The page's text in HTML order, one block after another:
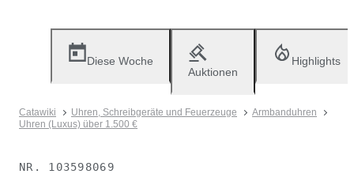
Diese Woche
Auktionen
Highlights
Catawiki Uhren, Schreibgeräte und Feuerzeuge
Armbanduhren
Uhren (Luxus) über 1.500 €
NR. 103598069